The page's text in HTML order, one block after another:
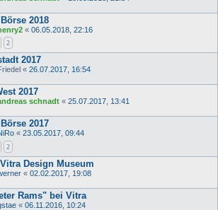
2018
« 06.05.2018, 22:16
2
2017
« 26.07.2017, 16:54
2017
schnadt « 25.07.2017, 13:41
2017
« 23.05.2017, 09:44
2
Design Museum
« 02.02.2017, 19:08
Rams" bei Vitra
« 06.11.2016, 10:24